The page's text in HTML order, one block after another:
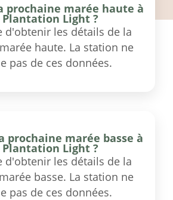
prochaine marée haute à
Plantation Light ?
d'obtenir les détails de la
haute. La station ne
pas de ces données.
prochaine marée basse à
Plantation Light ?
d'obtenir les détails de la
basse. La station ne
pas de ces données.